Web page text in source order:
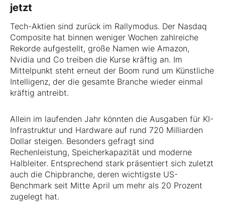
jetzt
Tech-Aktien sind zurück im Rallymodus. Der Nasdaq
Composite hat binnen weniger Wochen zahlreiche
Rekorde aufgestellt, große Namen wie Amazon,
Nvidia und Co treiben die Kurse kräftig an. Im
Mittelpunkt steht erneut der Boom rund um Künstliche
Intelligenz, der die gesamte Branche wieder einmal
kräftig antreibt.
Allein im laufenden Jahr könnten die Ausgaben für KI-
Infrastruktur und Hardware auf rund 720 Milliarden
Dollar steigen. Besonders gefragt sind
Rechenleistung, Speicherkapazität und moderne
Halbleiter. Entsprechend stark präsentiert sich zuletzt
auch die Chipbranche, deren wichtigste US-
Benchmark seit Mitte April um mehr als 20 Prozent
zugelegt hat.